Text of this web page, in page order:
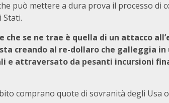
può mettere a dura prova il processo di
Stati.
che se ne trae è quella di un attacco
creando al re-dollaro che galleggia
e attraversato da pesanti incursioni
comprano quote di sovranità degli Usa